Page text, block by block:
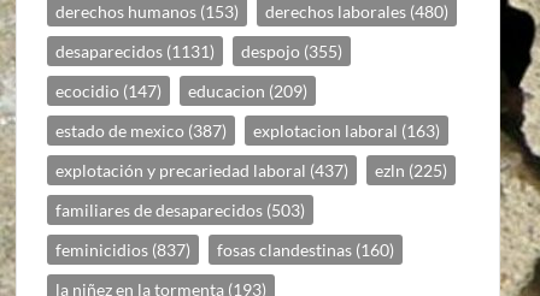
derechos humanos (153) derechos laborales (480)
desaparecidos (1131) despojo (355)
ecocidio (147) educacion (209)
estado de mexico (387) explotacion laboral (163)
explotación y precariedad laboral (437) ezln (225)
familiares de desaparecidos (503)
feminicidios (837) fosas clandestinas (160)
la niñez en la tormenta (193)